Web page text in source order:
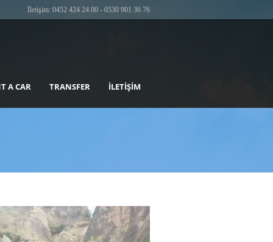
İletişim: 0452 424 24 00 - 0530 901 36 76
A CAR TRANSFER İLETIŞIM